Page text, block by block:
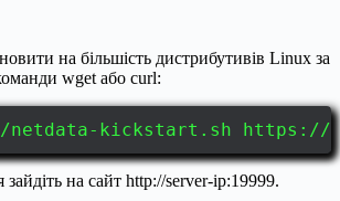
на більшість дистрибутивів Linux за
wget або curl:
netdata-kickstart.sh
зайдіть на сайт http://server-ip:19999.